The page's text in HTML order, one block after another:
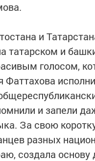
и
татарском и
голосом,
и запели
За свою
разных
создала основу